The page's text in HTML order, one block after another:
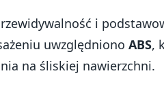
i
uwzględniono ABS,
na śliskiej nawierzchni.